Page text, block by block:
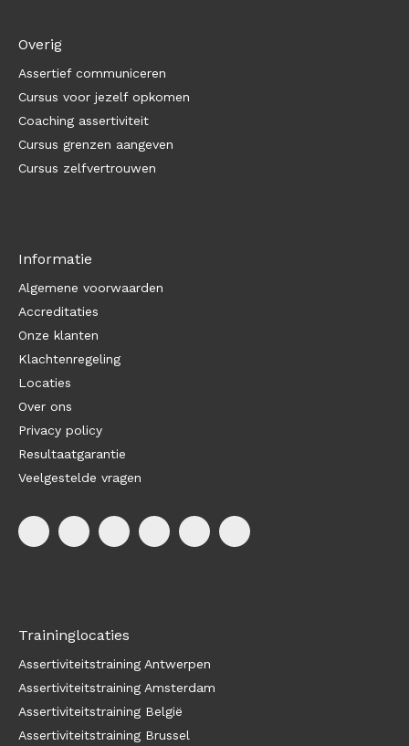
Overig
Assertief communiceren
Cursus voor jezelf opkomen
Coaching assertiviteit
Cursus grenzen aangeven
Cursus zelfvertrouwen
Informatie
Algemene voorwaarden
Accreditaties
Onze klanten
Klachtenregeling
Locaties
Over ons
Privacy policy
Resultaatgarantie
Veelgestelde vragen
Traininglocaties
Assertiviteitstraining Antwerpen
Assertiviteitstraining Amsterdam
Assertiviteitstraining België
Assertiviteitstraining Brussel